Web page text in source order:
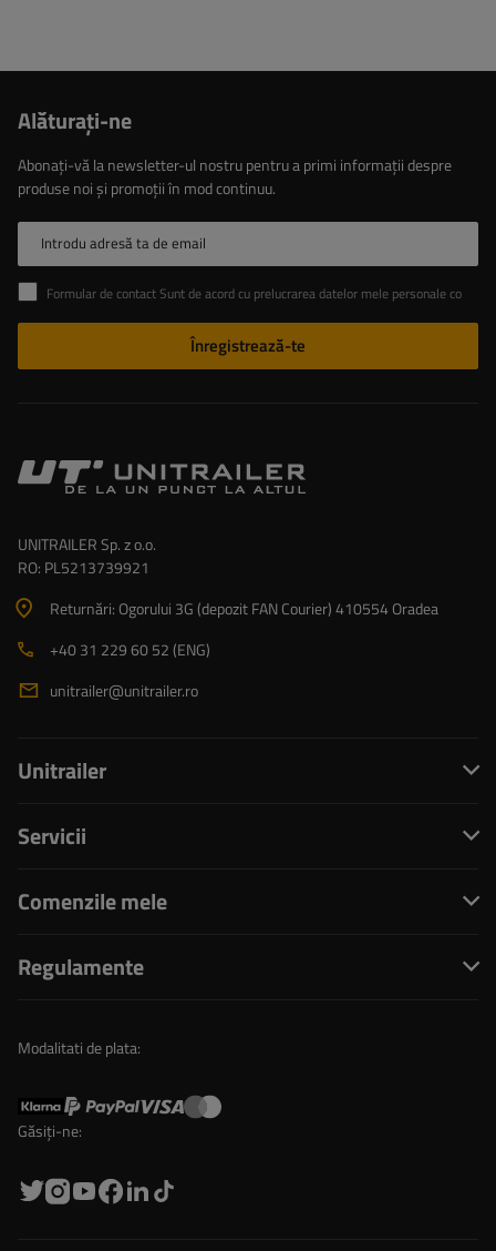
Alăturaţi-ne
Abonați-vă la newsletter-ul nostru pentru a primi informații despre
produse noi și promoții în mod continuu.
Introdu adresă ta de email
Formular de contact Sunt de acord cu prelucrarea datelor mele personale conținute în formularul de contact în conformitate cu Regulamentul Parlamentului European și al Consiliului (UE)
Înregistrează-te
UNITRAILER Sp. z o.o.
RO: PL5213739921
Returnări: Ogorului 3G (depozit FAN Courier) 410554 Oradea
+40 31 229 60 52 (ENG)
unitrailer@unitrailer.ro
Unitrailer
Servicii
Comenzile mele
Regulamente
Modalitati de plata:
Găsiți-ne: